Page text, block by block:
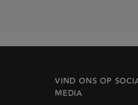
VIND ONS OP
MEDIA